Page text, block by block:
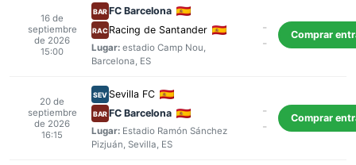
16 de
septiembre
de 2026
15:00
BARFC Barcelona
RAC Racing de Santander
Lugar: estadio Camp Nou,
Barcelona, ES
-
-
Comprar
20 de
septiembre
de 2026
16:15
SEV Sevilla FC
BARFC Barcelona
Lugar: Estadio Ramón Sánchez
Pizjuán, Sevilla, ES
-
-
Comprar